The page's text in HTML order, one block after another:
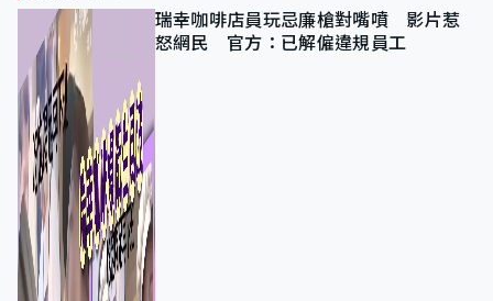
瑞幸咖啡店員玩忌廉槍對嘴噴 影片惹
怒網民 官方：已解僱違規員工